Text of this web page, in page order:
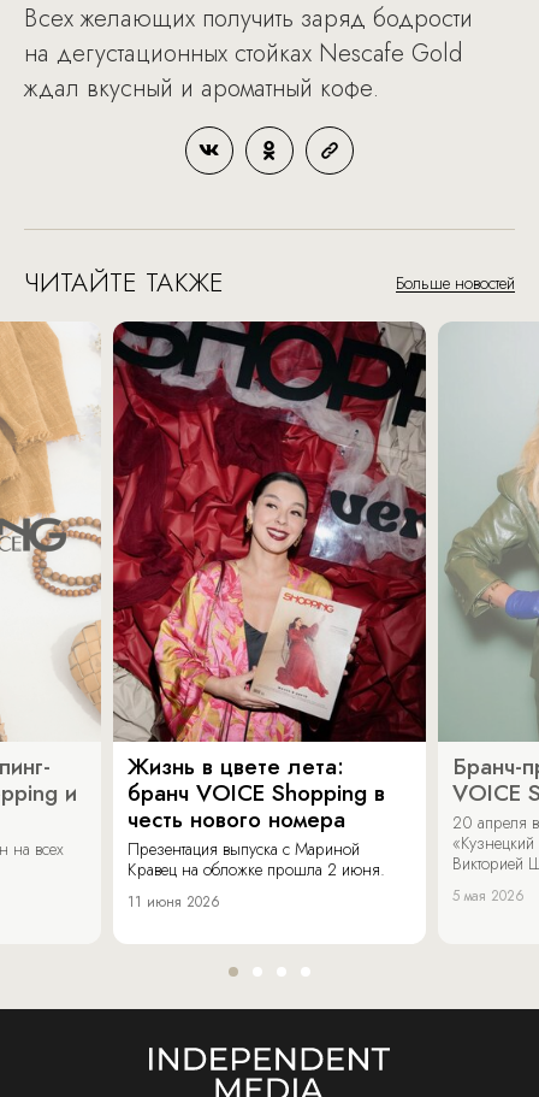
Всех желающих получить заряд бодрости
на дегустационных стойках Nescafe Gold
ждал вкусный и ароматный кофе.
ЧИТАЙТЕ ТАКЖЕ Больше новостей
и
на всех
Жизнь в цвете лета:
бранч VOICE Shopping в
честь нового номера
Презентация выпуска с Мариной
Кравец на обложке прошла 2 июня.
11 июня 2026
Бранч-
VOICE
20 апреля
«Кузнецкий
Викторией
5 мая 2026